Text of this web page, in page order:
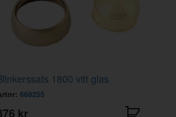
1800 vitt glas
668255
kr